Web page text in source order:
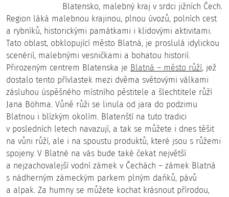
Blatensko, malebný kraj v srdci jižních Čech.
Region láká malebnou krajinou, plnou úvozů, polních cest
a rybníků, historickými památkami i klidovými aktivitami.
Tato oblast, obklopující město Blatná, je proslulá idylickou
scenérií, malebnými vesničkami a bohatou historií.
Přirozeným centrem Blatenska je Blatná – město růží, jež
dostalo tento přívlastek mezi dvěma světovými válkami
zásluhou úspěšného místního pěstitele a šlechtitele růží
Jana Böhma. Vůně růži se linula od jara do podzimu
Blatnou i blízkým okolím. Blatenští na tuto tradici
v posledních letech navazují, a tak se můžete i dnes těšit
na vůni růží, ale i na spoustu produktů, které jsou s růžemi
spojeny. V Blatné na vás bude také čekat největší
a nejzachovalejší vodní zámek v Čechách – zámek Blatná
s nádherným zámeckým parkem plným daňků, pávů
a alpak. Za humny se můžete kochat krásnout přírodou,